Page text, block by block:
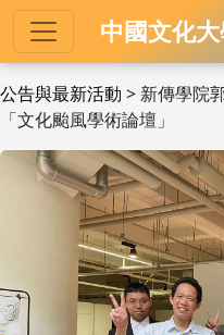
中國文化
公告與最新活動 > 新傳學院
「文化颱風學術論壇」